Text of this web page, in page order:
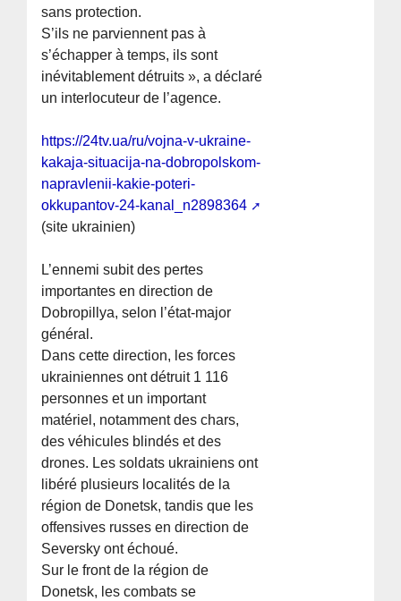
sans protection.
S’ils ne parviennent pas à
s’échapper à temps, ils sont
inévitablement détruits », a déclaré
un interlocuteur de l’agence.
https://24tv.ua/ru/vojna-v-ukraine-
kakaja-situacija-na-dobropolskom-
napravlenii-kakie-poteri-
okkupantov-24-kanal_n2898364
(site ukrainien)
L’ennemi subit des pertes
importantes en direction de
Dobropillya, selon l’état-major
général.
Dans cette direction, les forces
ukrainiennes ont détruit 1 116
personnes et un important
matériel, notamment des chars,
des véhicules blindés et des
drones. Les soldats ukrainiens ont
libéré plusieurs localités de la
région de Donetsk, tandis que les
offensives russes en direction de
Seversky ont échoué.
Sur le front de la région de
Donetsk, les combats se